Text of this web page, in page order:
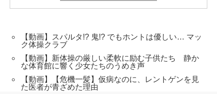
【動画】スパルタ!? 鬼!? でもホントは優しい… マッ
ク体操クラブ
【動画】新体操の厳しい柔軟に励む子供たち 静か
な体育館に響く少女たちのうめき声
【動画】【危機一髪】仮病なのに、レントゲンを見
た医者が青ざめた理由